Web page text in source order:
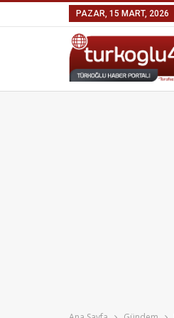
PAZAR, 15 MART, 2026